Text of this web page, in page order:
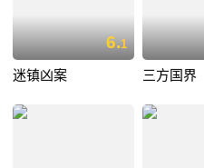
6.1
迷镇凶案 三方国界